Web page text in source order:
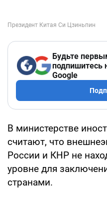
Будьте
подпишитесь
Google
В министерстве
считают, что
России и КНР не
уровне для
странами.